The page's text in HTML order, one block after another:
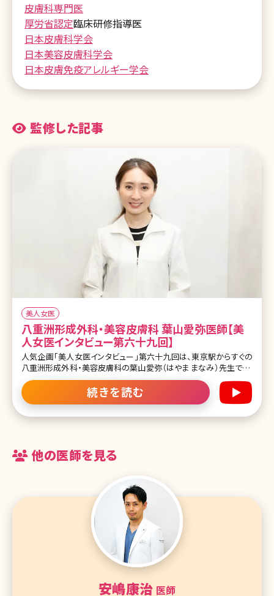
皮膚科専門医
厚労省認定臨床研修指導医
日本皮膚科学会
日本美容皮膚科学会
日本皮膚免疫アレルギー学会
監修した記事
美人女医
八重洲形成外科・美容皮膚科 葉山愛弥医師【美
人女医インタビュー第六十九回】
人気企画「美人女医インタビュー」第六十九回は、東京駅からすぐの
八重洲形成外科・美容皮膚科の葉山愛弥（はやま まなみ）先生です。
2015年開院、原かや院長が率いる経験豊富なベテラン医師が勢ぞろ
いする八重洲形成外科・美容皮膚科。その中で皮膚科治療を行なっ
ている葉山先生。一見クールビューティーな雰囲気ですが、一度お話
しすると、その気さくでユーモアに溢れるお人柄にきっと引き込まれ
るでしょう。肌のお悩みはも
続きを読む
他の医師を見る
安嶋康治 医師